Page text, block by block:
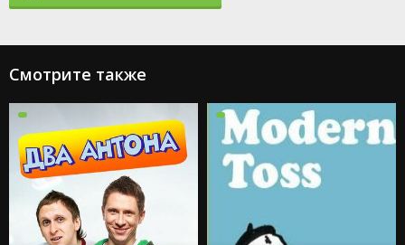
Смотрите также